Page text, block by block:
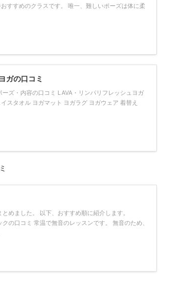
すすめのクラスです。 唯一、難しいポーズは体に柔
ガの口コミ
ズ・内容の口コミ LAVA・リンパリフレッシュヨガ
スタオル ヨガマット ヨガラグ ヨガウェア 着替え
めました。 以下、おすすめ順に紹介します。
の口コミ 常温で無音のレッスンです。 無音のため、